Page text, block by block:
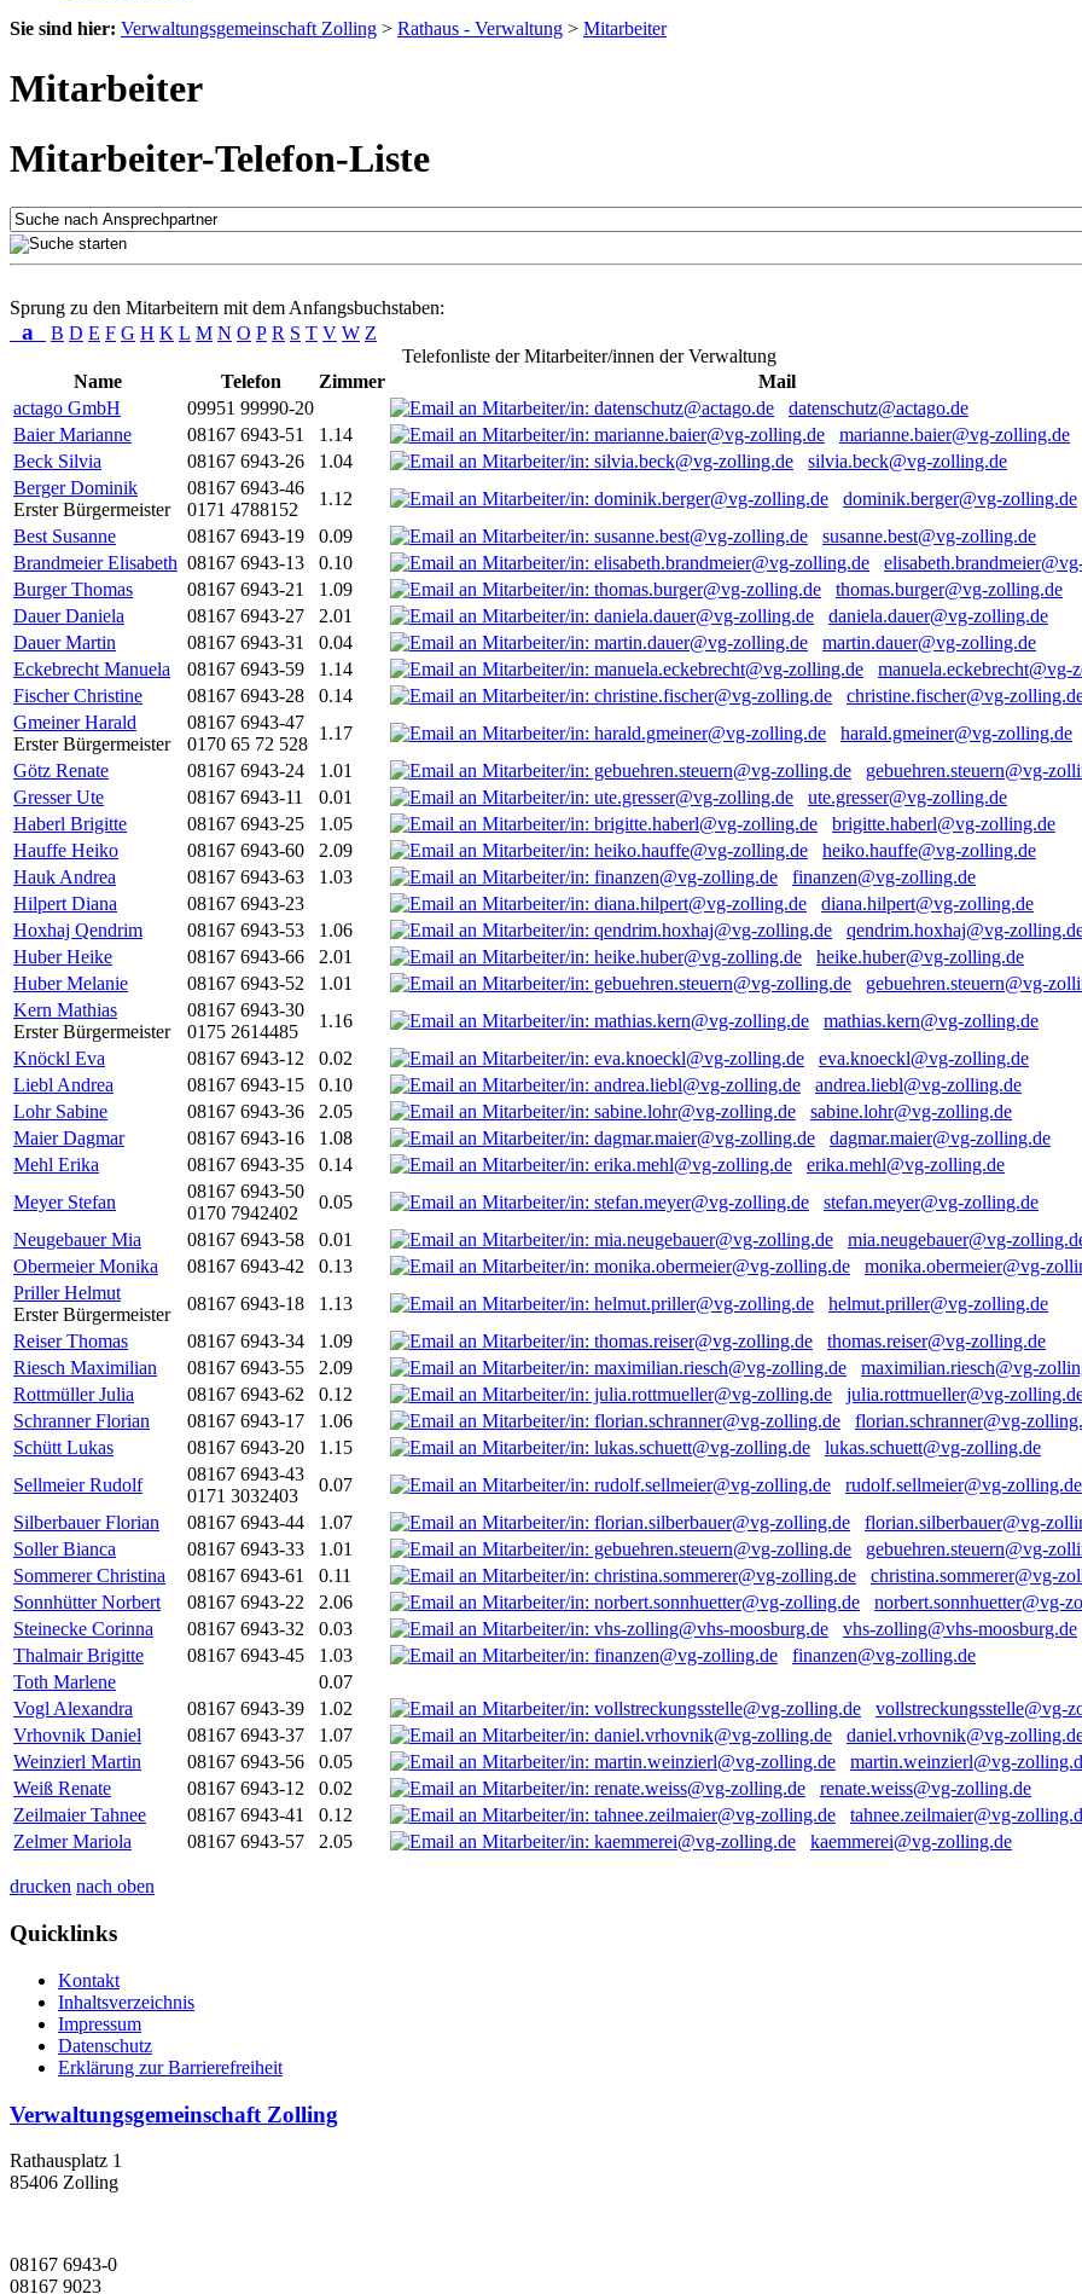
Sie sind hier: Verwaltungsgemeinschaft Zolling > Rathaus - Verwaltung > Mitarbeiter
Mitarbeiter
Mitarbeiter-Telefon-Liste
Sprung zu den Mitarbeitern mit dem Anfangsbuchstaben:
a B D E F G H K L M N O P R S T V W Z
Telefonliste der Mitarbeiter/innen der Verwaltung
Name
Telefon Zimmer
Mail
actago GmbH
09951 99990-20
datenschutz@actago.de
Baier Marianne
08167 6943-51 1.14
marianne.baier@vg-zolling.de
Beck Silvia
08167 6943-26 1.04
silvia.beck@vg-zolling.de
Berger Dominik
Erster Bürgermeister
08167 6943-46
0171 4788152
1.12
dominik.berger@vg-zolling.de
Best Susanne
08167 6943-19 0.09
susanne.best@vg-zolling.de
Brandmeier Elisabeth 08167 6943-13 0.10
Burger Thomas
08167 6943-21 1.09
thomas.burger@vg-zolling.de
Dauer Daniela
08167 6943-27 2.01
daniela.dauer@vg-zolling.de
Dauer Martin
08167 6943-31 0.04
martin.dauer@vg-zolling.de
Eckebrecht Manuela
08167 6943-59 1.14
manuela.eckebrecht@vg-
Fischer Christine
08167 6943-28 0.14
christine.fischer@vg-
Gmeiner Harald
Erster Bürgermeister
08167 6943-47
0170 65 72 528
1.17
harald.gmeiner@vg-zolling.de
Götz Renate
08167 6943-24 1.01
gebuehren.steuern@vg-
Gresser Ute
08167 6943-11 0.01
ute.gresser@vg-zolling.de
Haberl Brigitte
08167 6943-25 1.05
brigitte.haberl@vg-zolling.de
Hauffe Heiko
08167 6943-60 2.09
heiko.hauffe@vg-zolling.de
Hauk Andrea
08167 6943-63 1.03
finanzen@vg-zolling.de
Hilpert Diana
08167 6943-23
diana.hilpert@vg-zolling.de
Hoxhaj Qendrim
08167 6943-53 1.06
qendrim.hoxhaj@vg-
Huber Heike
08167 6943-66 2.01
heike.huber@vg-zolling.de
Huber Melanie
08167 6943-52 1.01
gebuehren.steuern@vg-
Kern Mathias
Erster Bürgermeister
08167 6943-30
0175 2614485
1.16
mathias.kern@vg-zolling.de
Knöckl Eva
08167 6943-12 0.02
eva.knoeckl@vg-zolling.de
Liebl Andrea
08167 6943-15 0.10
andrea.liebl@vg-zolling.de
Lohr Sabine
08167 6943-36 2.05
sabine.lohr@vg-zolling.de
Maier Dagmar
08167 6943-16 1.08
dagmar.maier@vg-zolling.de
Mehl Erika
08167 6943-35 0.14
erika.mehl@vg-zolling.de
Meyer Stefan
08167 6943-50
0170 7942402
0.05
stefan.meyer@vg-zolling.de
Neugebauer Mia
08167 6943-58 0.01
mia.neugebauer@vg-
Obermeier Monika
08167 6943-42 0.13
monika.obermeier@vg-
Priller Helmut
Erster Bürgermeister
08167 6943-18 1.13
helmut.priller@vg-zolling.de
Reiser Thomas
08167 6943-34 1.09
thomas.reiser@vg-zolling.de
Riesch Maximilian
08167 6943-55 2.09
maximilian.riesch@vg-
Rottmüller Julia
08167 6943-62 0.12
julia.rottmueller@vg-
Schranner Florian
08167 6943-17 1.06
florian.schranner@vg-
Schütt Lukas
08167 6943-20 1.15
lukas.schuett@vg-zolling.de
Sellmeier Rudolf
08167 6943-43
0171 3032403
0.07
rudolf.sellmeier@vg-zolling.de
Silberbauer Florian
08167 6943-44 1.07
florian.silberbauer@vg-
Soller Bianca
08167 6943-33 1.01
gebuehren.steuern@vg-
Sommerer Christina
08167 6943-61 0.11
christina.sommerer@vg-
Sonnhütter Norbert
08167 6943-22 2.06
norbert.sonnhuetter@vg-
Steinecke Corinna
08167 6943-32 0.03
vhs-zolling@vhs-moosburg.de
Thalmair Brigitte
08167 6943-45 1.03
finanzen@vg-zolling.de
Toth Marlene
0.07
Vogl Alexandra
08167 6943-39 1.02
vollstreckungsstelle@vg-
Vrhovnik Daniel
08167 6943-37 1.07
daniel.vrhovnik@vg-
Weinzierl Martin
08167 6943-56 0.05
martin.weinzierl@vg-
Weiß Renate
08167 6943-12 0.02
renate.weiss@vg-zolling.de
Zeilmaier Tahnee
08167 6943-41 0.12
tahnee.zeilmaier@vg-
Zelmer Mariola
08167 6943-57 2.05 kaemmerei@vg-zolling.de
drucken nach oben
Quicklinks
Kontakt
Inhaltsverzeichnis
Impressum
Datenschutz
Erklärung zur Barrierefreiheit
Verwaltungsgemeinschaft Zolling
Rathausplatz 1
85406 Zolling
08167 6943-0
08167 9023